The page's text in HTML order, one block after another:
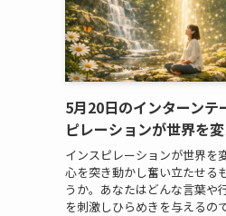
5月20日のインターンテ
ピレーションが世界を変
インスピレーションが世界を
心を突き動かし奮い立たせる
うか。あなたはどんな言葉や
を刺激しひらめきを与えるの